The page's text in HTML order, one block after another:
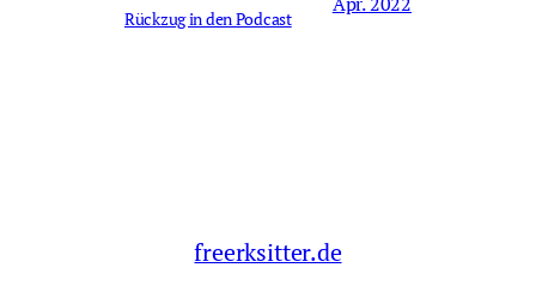
Rückzug in den Podcast
freerksitter.de